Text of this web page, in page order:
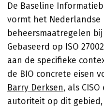
De Baseline
vormt het Nederlandse
beheersmaatregelen
Gebaseerd op ISO
aan de specifieke
de BIO concrete eisen
Barry Derksen, als
autoriteit op dit